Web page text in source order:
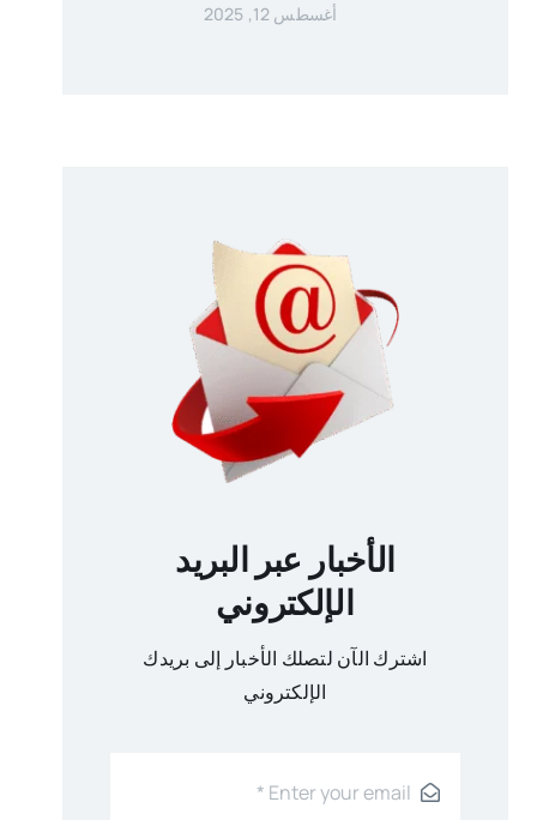
أغسطس 12, 2025
الأخبار عبر البريد
الإلكتروني
اشترك الآن لتصلك الأخبار إلى بريدك
الإلكتروني